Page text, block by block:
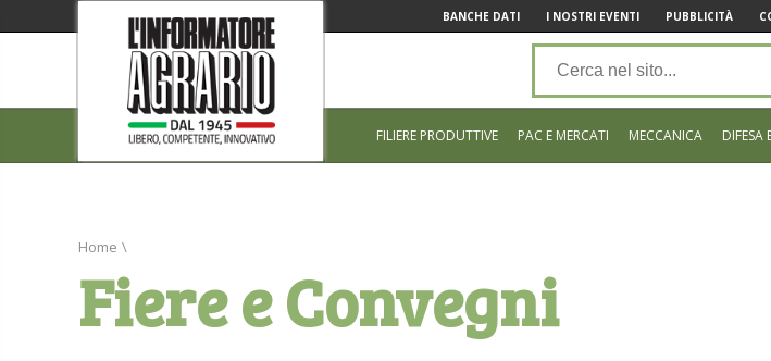
BANCHE DATI I NOSTRI EVENTI PUBBLICITÀ
FILIERE PRODUTTIVE PAC E MERCATI MECCANICA DIFESA
Home \
Fiere e Convegni